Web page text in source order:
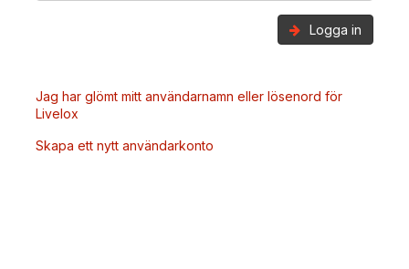
Logga in
Jag har glömt mitt användarnamn eller lösenord för
Livelox
Skapa ett nytt användarkonto